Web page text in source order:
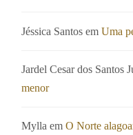
Jéssica Santos emUma
Jardel Cesar dos Santos
menor
Mylla emO Norte